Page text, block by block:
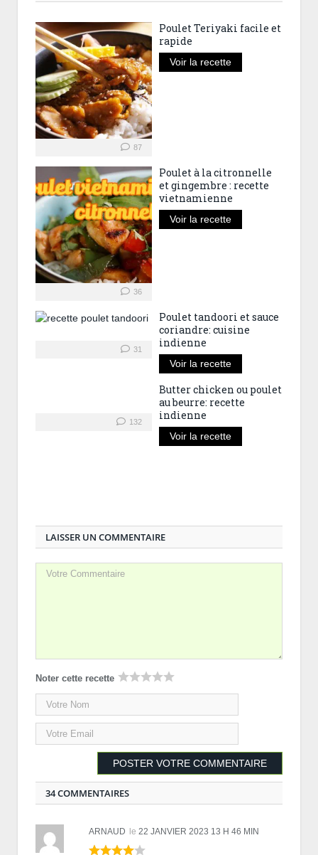
87
Poulet Teriyaki facile et
rapide
Voir la recette
36
Poulet à la citronnelle
et gingembre : recette
vietnamienne
Voir la recette
31
Poulet tandoori et sauce
coriandre: cuisine
indienne
Voir la recette
132
Butter chicken ou poulet
au beurre: recette
indienne
Voir la recette
LAISSER UN COMMENTAIRE
Noter cette recette
34 COMMENTAIRES
ARNAUD le 22 JANVIER 2023 13 H 46 MIN